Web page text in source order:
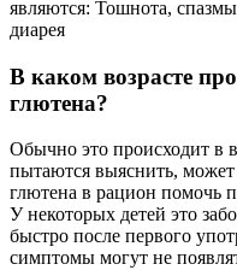
являются: Тошнота,
диарея
В каком возрасте
глютена?
Обычно это происходит в
пытаются выяснить,
глютена в рацион помочь
У некоторых детей это
быстро после первого
симптомы могут не